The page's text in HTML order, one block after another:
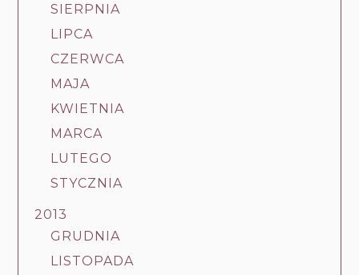
SIERPNIA
LIPCA
CZERWCA
MAJA
KWIETNIA
MARCA
LUTEGO
STYCZNIA
2013
GRUDNIA
LISTOPADA